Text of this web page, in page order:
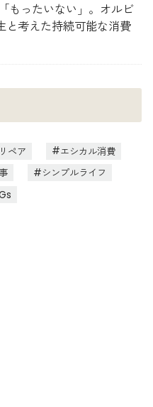
もったいない」。オルビ
と考えた持続可能な消費
リペア
エシカル消費
シンプルライフ